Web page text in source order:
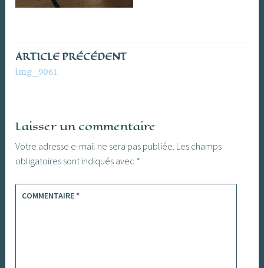
Navigation
de
ARTICLE PRÉCÉDENT
img_9061
Laisser un commentaire
Votre adresse e-mail ne sera pas publiée. Les champs
obligatoires sont indiqués avec *
COMMENTAIRE*